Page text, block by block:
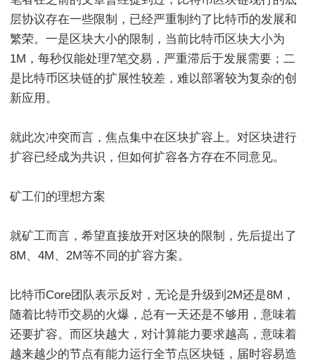
层协议存在一些限制，已经严重制约了比特币的发展和
繁荣。一是区块大小的限制，当前比特币区块大小为
1M，每秒仅能处理7笔交易，严重滞后于发展需要；二
是比特币区块链的扩展性较差，难以部署较为复杂的创
新应用。
就此次冲突而言，焦点集中在区块扩容上。对区块进行
扩容已经成为共识，但如何扩容各方存在不同意见。
矿工们的理想方案
就矿工而言，希望直接放开对区块的限制，先后提出了
8M、4M、2M等不同的扩容方案。
比特币Core团队表示反对，无论是升级到2M还是8M，
随着比特币交易的火爆，总有一天还是不够用，意味着
还要扩容。而区块越大，对计算能力要求越高，意味着
越来越少的节点有能力运行全节点区块链，届时容易造